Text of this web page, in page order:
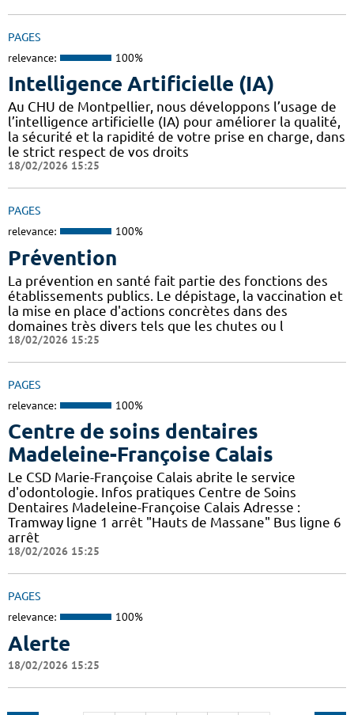
PAGES
relevance: 100%
Intelligence Artificielle (IA)
Au CHU de Montpellier, nous développons l’usage de
l’intelligence artificielle (IA) pour améliorer la qualité,
la sécurité et la rapidité de votre prise en charge, dans
le strict respect de vos droits
18/02/2026 15:25
PAGES
relevance: 100%
Prévention
La prévention en santé fait partie des fonctions des
établissements publics. Le dépistage, la vaccination et
la mise en place d'actions concrètes dans des
domaines très divers tels que les chutes ou l
18/02/2026 15:25
PAGES
relevance: 100%
Centre de soins dentaires
Madeleine-Françoise Calais
Le CSD Marie-Françoise Calais abrite le service
d'odontologie. Infos pratiques Centre de Soins
Dentaires Madeleine-Françoise Calais Adresse :
Tramway ligne 1 arrêt "Hauts de Massane" Bus ligne 6
arrêt
18/02/2026 15:25
PAGES
relevance: 100%
Alerte
18/02/2026 15:25